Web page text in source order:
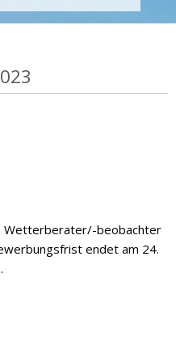
Wetterberater/-beobachter
endet am 24.